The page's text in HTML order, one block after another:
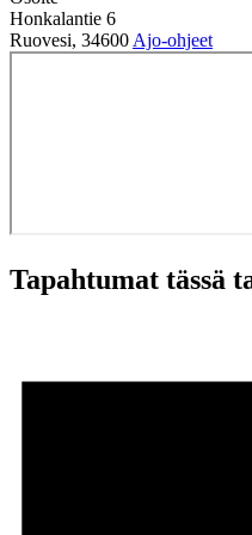
Honkalantie 6
Ruovesi, 34600 Ajo-ohjeet
Tapahtumat tässä